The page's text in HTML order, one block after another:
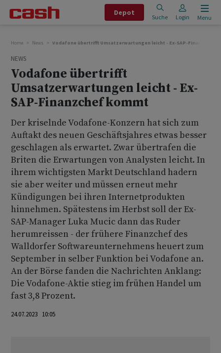
Depot
Suche Login Menu
Home News Vodafone übertrifft Umsatzerwartungen leicht - Ex-SAP-Finanzchef
NEWS
Vodafone übertrifft
Umsatzerwartungen leicht - Ex-
SAP-Finanzchef kommt
Der kriselnde Vodafone-Konzern hat sich zum
Auftakt des neuen Geschäftsjahres etwas besser
geschlagen als erwartet. Zwar übertrafen die
Briten die Erwartungen von Analysten leicht. In
ihrem wichtigsten Markt Deutschland hadern
sie aber weiter und müssen erneut mehr
Kündigungen bei ihren Internetprodukten
hinnehmen. Spätestens im Herbst soll der Ex-
SAP-Manager Luka Mucic dann das Ruder
herumreissen - der frühere Finanzchef des
Walldorfer Softwareunternehmens heuert zum
September in selber Funktion bei Vodafone an.
An der Börse fanden die Nachrichten Anklang:
Die Vodafone-Aktie stieg im frühen Handel um
fast 3,8 Prozent.
24.07.2023 10:05